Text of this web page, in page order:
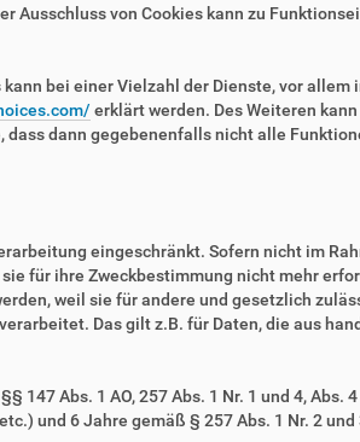
Ausschluss von Cookies kann zu
bei einer Vielzahl der Dienste, vor allem
erklärt werden. Des Weiteren
dann gegebenenfalls nicht alle
eingeschränkt. Sofern nicht im
für ihre Zweckbestimmung nicht mehr
weil sie für andere und gesetzlich
Das gilt z.B. für Daten, die aus
Abs. 1 AO, 257 Abs. 1 Nr. 1 und 4, Abs. 4
und 6 Jahre gemäß § 257 Abs. 1 Nr. 2 und